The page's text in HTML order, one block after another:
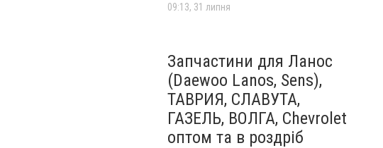
09:13, 31 липня
Запчастини для Ланос
(Daewoo Lanos, Sens),
ТАВРИЯ, СЛАВУТА,
ГАЗЕЛЬ, ВОЛГА, Chevrolet
оптом та в роздріб